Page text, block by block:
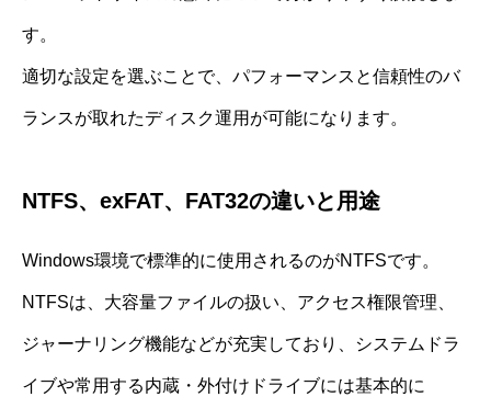
す。
適切な設定を選ぶことで、パフォーマンスと信頼性のバ
ランスが取れたディスク運用が可能になります。
NTFS、exFAT、FAT32の違いと用途
Windows環境で標準的に使用されるのがNTFSです。
NTFSは、大容量ファイルの扱い、アクセス権限管理、
ジャーナリング機能などが充実しており、システムドラ
イブや常用する内蔵・外付けドライブには基本的に